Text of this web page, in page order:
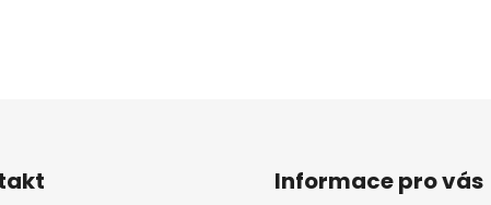
Informace pro vás